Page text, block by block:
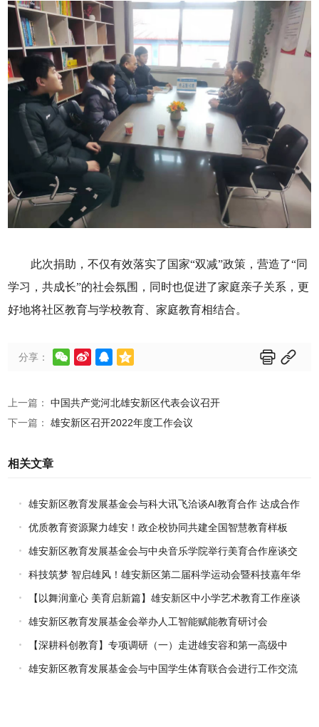
此次捐助，不仅有效落实了国家“双减”政策，营造了“同
学习，共成长”的社会氛围，同时也促进了家庭亲子关系，更
好地将社区教育与学校教育、家庭教育相结合。
分享：      
上一篇：中国共产党河北雄安新区代表会议召开
下一篇：雄安新区召开2022年度工作会议
相关文章
雄安新区教育发展基金会与科大讯飞洽谈AI教育合作 达成合作
共识优质教育资源聚力雄安！政企校协同共建全国智慧教育样板
雄安新区教育发展基金会与中央音乐学院举行美育合作座谈交
流
科技筑梦 智启雄风！雄安新区第二届科学运动会暨科技嘉年华
圆满落幕
【以舞润童心 美育启新篇】雄安新区中小学艺术教育工作座谈
会暨中央民族大学舞蹈学院杨敏舞蹈工作室正式揭牌成立
雄安新区教育发展基金会举办人工智能赋能教育研讨会
【深耕科创教育】专项调研（一）走进雄安容和第一高级中
学，助推学校科学教育提质升级
雄安新区教育发展基金会与中国学生体育联合会进行工作交流